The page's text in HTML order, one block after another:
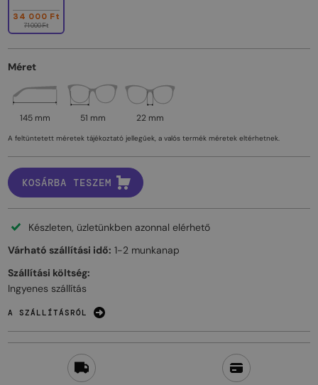
34 000 Ft
71 000 Ft
Méret
145 mm 51 mm 22 mm
A feltüntetett méretek tájékoztató jellegűek, a valós termék méretek eltérhetnek.
KOSÁRBA TESZEM
Készleten, üzletünkben azonnal elérhető
Várható szállítási idő: 1-2 munkanap
Szállítási költség:
Ingyenes szállítás
A SZÁLLÍTÁSRÓL